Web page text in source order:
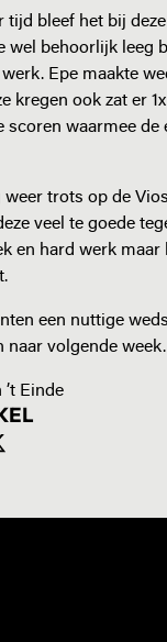
tijd bleef het bij
wel behoorlijk leeg
Epe maakte
kregen ook zat er
scoren waarmee de
trots op de
veel te goede
en hard werk maar
een nuttige
naar volgende week.
Einde